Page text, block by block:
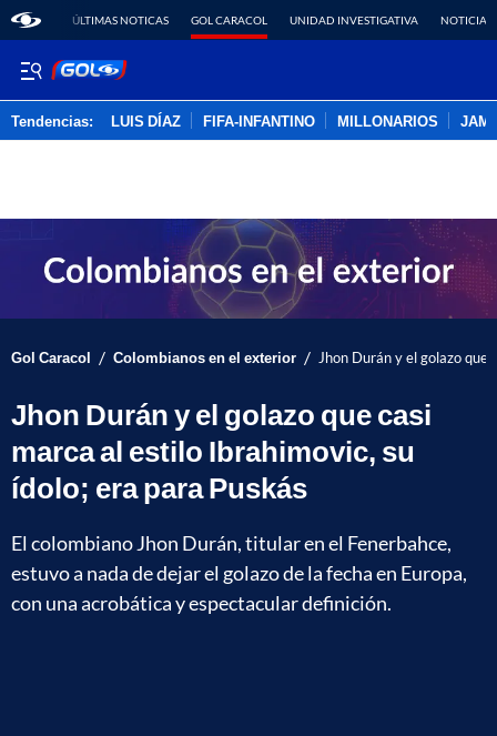
ÚLTIMAS NOTICAS GOL CARACOL UNIDAD INVESTIGATIVA NOTICIAS
Tendencias: LUIS DÍAZ FIFA-INFANTINO MILLONARIOS
Gol Caracol / Colombianos en el exterior / Jhon Durán y el golazo que
Jhon Durán y el golazo que casi
marca al estilo Ibrahimovic, su
ídolo; era para Puskás
El colombiano Jhon Durán, titular en el Fenerbahce,
estuvo a nada de dejar el golazo de la fecha en Europa,
con una acrobática y espectacular definición.